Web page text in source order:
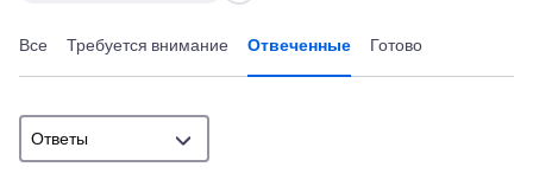
Все Требуется внимание Отвеченные Готово